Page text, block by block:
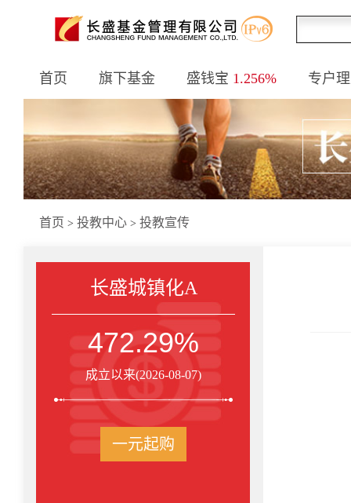
首页 旗下基金 盛钱宝 1.256% 专户
首页 > 投教中心 > 投教宣传
长盛城镇化A
472.29%
成立以来(2026-08-07)
一元起购